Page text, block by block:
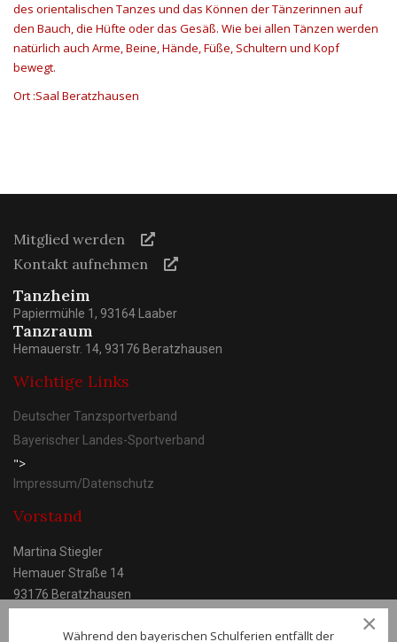
des orientalischen Tanzes und das Können der Tänzerinnen auf
den Bauch, die Hüfte oder das Gesäß. Wie bei allen Tänzen werden
natürlich auch Arme, Beine, Hände, Füße, Schultern und Kopf
bewegt.
Ort :Saal Beratzhausen
Mitglied werden
Kontakt aufnehmen
Tanzheim
Papiermühle 1, 93164 Laaber
Tanzraum
Hemauerstr. 14, 93176 Beratzhausen
Wichtige Links
Deutscher Tanzsportverband
Bayerischer Landes-Sportverband
">
Impressum/Datenschutz
Vorstand
Martina Stiegler
Hemauer Straße 14
93176 Beratzhausen
×
Während den bayerischen Schulferien entfällt der